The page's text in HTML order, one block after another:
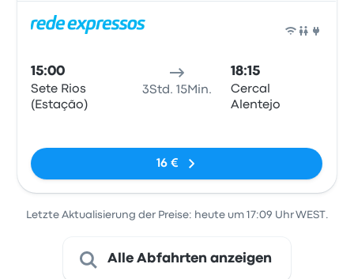
15:00
Sete Rios
(Estação)
3Std. 15Min.
18:15
Cercal
Alentejo
16 €
Letzte Aktualisierung der Preise: heute um 17:09 Uhr WEST.
Alle Abfahrten anzeigen